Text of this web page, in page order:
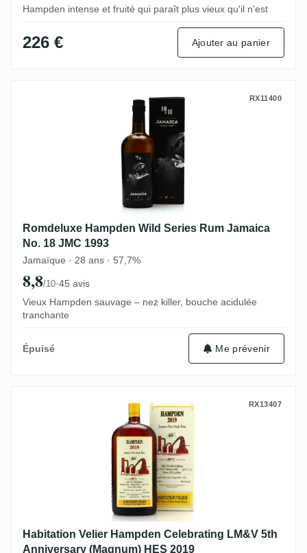
Hampden intense et fruité qui paraît plus vieux qu'il n'est
226 € Ajouter au panier
Romdeluxe Hampden Wild Series Rum
RX11400
Romdeluxe Hampden Wild Series Rum Jamaica
No. 18 JMC 1993
Jamaïque · 28 ans · 57,7%
8,8/10·45 avis
Vieux Hampden sauvage – nez killer, bouche acidulée
tranchante
Épuisé Me prévenir
Habitation Velier Hampden Celebrating
RX13407
Habitation Velier Hampden Celebrating LM&V 5th
Anniversary (Magnum) HES 2019